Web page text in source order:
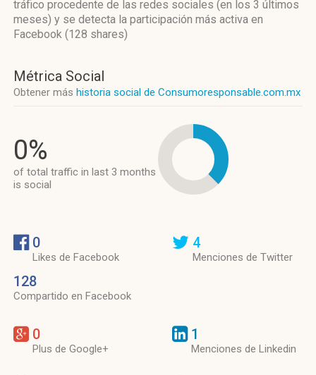
tráfico procedente de las redes sociales (en los 3 últimos
meses) y se detecta la participación más activa en
Facebook (128 shares)
Métrica Social
Obtener más historia social de Consumoresponsable.com.mx
0%
of total traffic in last 3 months
is social
0
Likes de Facebook
128
Compartido en Facebook
4
Menciones de Twitter
0
Plus de Google+
1
Menciones de Linkedin